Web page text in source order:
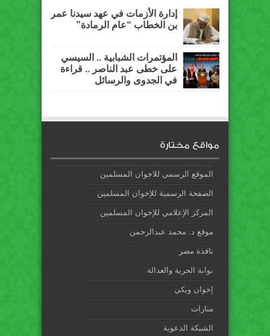
إدارة الأزمات في عهد سيدنا عمر
بن الخطاب “عام الرمادة”
المؤتمرات الشبابية .. السيسي
على خطى عبد الناصر .. قراءة
في الجدوى والرسائل
مواقع مختارة
الموقع الرسمي للاخوان المسلمين
الصفحة الرسمية للإخوان المسلمين
المركز الإعلامي للإخوان المسلمين
موقع د. محمد عبدالرحمن
نافذة مصر
بوابة الحرية والعدالة
إخوان ويكي
منارات
الشبكة الدعوية